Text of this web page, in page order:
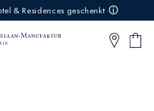
& Residences geschenkt
0